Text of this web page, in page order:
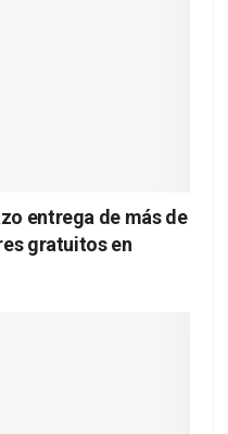
entrega de más de
gratuitos en